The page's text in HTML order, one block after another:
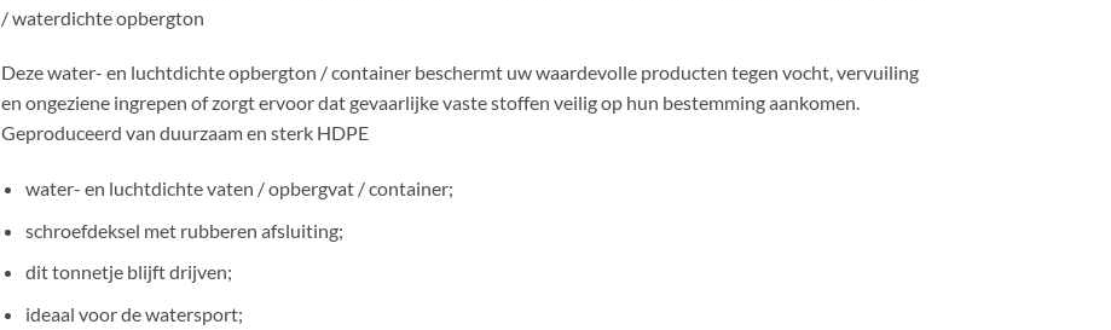
/ waterdichte opbergton
Deze water- en luchtdichte opbergton / container beschermt uw waardevolle producten tegen vocht, vervuiling
en ongeziene ingrepen of zorgt ervoor dat gevaarlijke vaste stoffen veilig op hun bestemming aankomen.
Geproduceerd van duurzaam en sterk HDPE
water- en luchtdichte vaten / opbergvat / container;
schroefdeksel met rubberen afsluiting;
dit tonnetje blijft drijven;
ideaal voor de watersport;